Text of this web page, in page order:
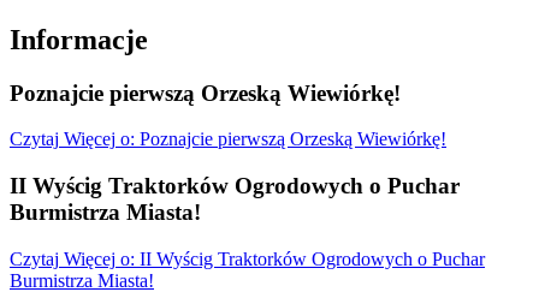
Informacje
Poznajcie pierwszą Orzeską Wiewiórkę!
Czytaj Więcej o: Poznajcie pierwszą Orzeską Wiewiórkę!
II Wyścig Traktorków Ogrodowych o Puchar
Burmistrza Miasta!
Czytaj Więcej o: II Wyścig Traktorków Ogrodowych o Puchar
Burmistrza Miasta!